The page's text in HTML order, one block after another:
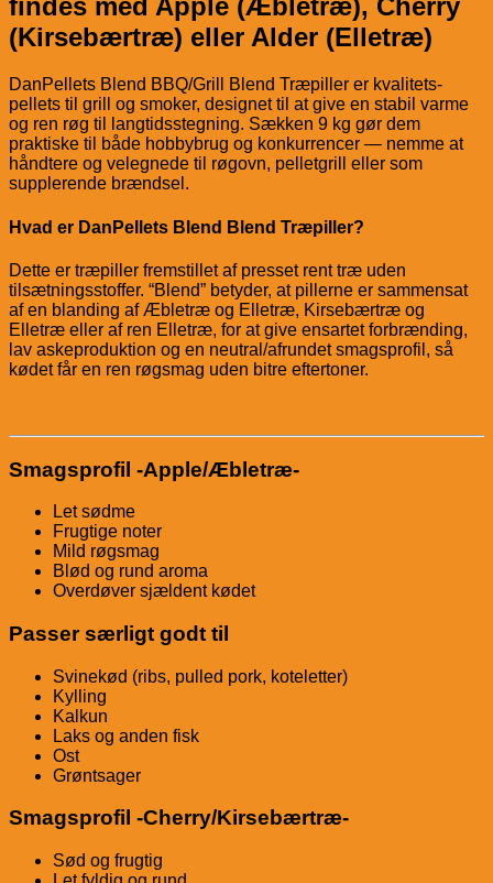
findes med Apple (Æbletræ), Cherry
(Kirsebærtræ) eller Alder (Elletræ)
DanPellets Blend BBQ/Grill Blend Træpiller er kvalitets-
pellets til grill og smoker, designet til at give en stabil varme
og ren røg til langtidsstegning. Sækken 9 kg gør dem
praktiske til både hobbybrug og konkurrencer — nemme at
håndtere og velegnede til røgovn, pelletgrill eller som
supplerende brændsel.
Hvad er DanPellets Blend Blend Træpiller?
Dette er træpiller fremstillet af presset rent træ uden
tilsætningsstoffer. “Blend” betyder, at pillerne er sammensat
af en blanding af Æbletræ og Elletræ, Kirsebærtræ og
Elletræ eller af ren Elletræ, for at give ensartet forbrænding,
lav askeproduktion og en neutral/afrundet smagsprofil, så
kødet får en ren røgsmag uden bitre eftertoner.
Smagsprofil -Apple/Æbletræ-
Let sødme
Frugtige noter
Mild røgsmag
Blød og rund aroma
Overdøver sjældent kødet
Passer særligt godt til
Svinekød (ribs, pulled pork, koteletter)
Kylling
Kalkun
Laks og anden fisk
Ost
Grøntsager
Smagsprofil -Cherry/Kirsebærtræ-
Sød og frugtig